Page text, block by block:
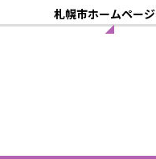
札幌市ホームページ